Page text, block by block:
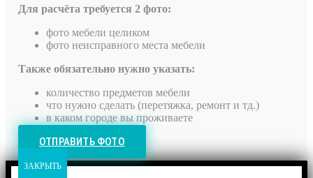
Для расчёта требуется 2 фото:
фото мебели целиком
фото неисправного места мебели
Также обязательно нужно указать:
количество предметов мебели
что нужно сделать (перетяжка, ремонт и тд.)
в каком городе вы проживаете
ОТПРАВИТЬ ФОТО
ЗАКРЫТЬ